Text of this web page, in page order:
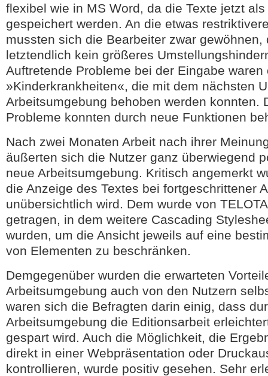
flexibel wie in MS Word, da die Texte jetzt als
gespeichert werden. An die etwas
mussten sich die Bearbeiter zwar gewöhnen,
letztendlich kein größeres
Auftretende Probleme bei der Eingabe waren
»Kinderkrankheiten«, die mit dem nächsten
Arbeitsumgebung behoben werden konnten.
Probleme konnten durch neue Funktionen
Nach zwei Monaten Arbeit nach ihrer
äußerten sich die Nutzer ganz überwiegend
neue Arbeitsumgebung. Kritisch angemerkt
die Anzeige des Textes bei fortgeschrittener
unübersichtlich wird. Dem wurde von
getragen, in dem weitere Cascading
wurden, um die Ansicht jeweils auf eine
von Elementen zu beschränken.
Demgegenüber wurden die erwarteten
Arbeitsumgebung auch von den Nutzern
waren sich die Befragten darin einig, dass
Arbeitsumgebung die Editionsarbeit
gespart wird. Auch die Möglichkeit, die
direkt in einer Webpräsentation oder
kontrollieren, wurde positiv gesehen. Sehr